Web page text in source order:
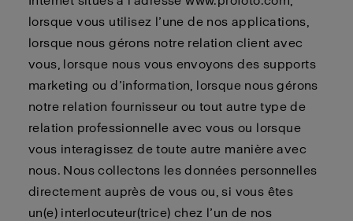
lorsque vous utilisez l’une de nos applications,
lorsque nous gérons notre relation client avec
vous, lorsque nous vous envoyons des supports
marketing ou d’information, lorsque nous gérons
notre relation fournisseur ou tout autre type de
relation professionnelle avec vous ou lorsque
vous interagissez de toute autre manière avec
nous. Nous collectons les données personnelles
directement auprès de vous ou, si vous êtes
un(e) interlocuteur(trice) chez l’un de nos